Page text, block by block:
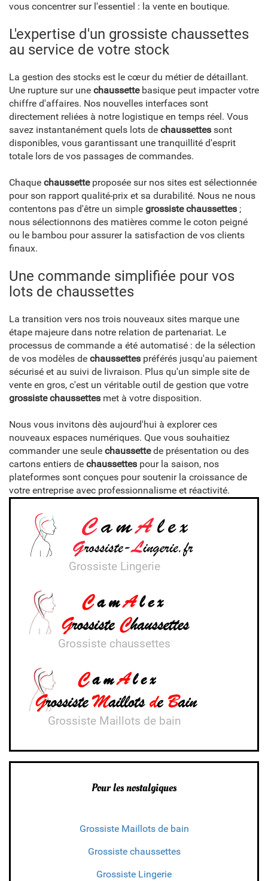
vous concentrer sur l'essentiel : la vente en boutique.
L'expertise d'un grossiste chaussettes
au service de votre stock
La gestion des stocks est le cœur du métier de détaillant.
Une rupture sur une chaussettebasique peut impacter votre
chiffre d'affaires. Nos nouvelles interfaces sont
directement reliées à notre logistique en temps réel. Vous
savez instantanément quels lots de chaussettes sont
disponibles, vous garantissant une tranquillité d'esprit
totale lors de vos passages de commandes.
Chaque chaussetteproposée sur nos sites est sélectionnée
pour son rapport qualité-prix et sa durabilité. Nous ne nous
contentons pas d'être un simple grossiste chaussettes ;
nous sélectionnons des matières comme le coton peigné
ou le bambou pour assurer la satisfaction de vos clients
finaux.
Une commande simplifiée pour vos
lots de chaussettes
La transition vers nos trois nouveaux sites marque une
étape majeure dans notre relation de partenariat. Le
processus de commande a été automatisé : de la sélection
de vos modèles de chaussettes préférés jusqu'au paiement
sécurisé et au suivi de livraison. Plus qu'un simple site de
vente en gros, c'est un véritable outil de gestion que votre
grossiste chaussettes met à votre disposition.
Nous vous invitons dès aujourd'hui à explorer ces
nouveaux espaces numériques. Que vous souhaitiez
commander une seule chaussettede présentation ou des
cartons entiers de chaussettes pour la saison, nos
plateformes sont conçues pour soutenir la croissance de
votre entreprise avec professionnalisme et réactivité.
Grossiste Lingerie
Grossiste chaussettes
Grossiste Maillots de bain
Pour les nostalgiques
Grossiste Maillots de bain
Grossiste chaussettes
Grossiste Lingerie